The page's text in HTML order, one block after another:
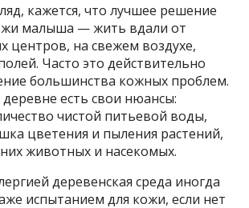
кажется, что лучшее решение
малыша — жить вдали от
на свежем воздухе,
Часто это действительно
большинства кожных проблем.
есть свои нюансы:
чистой питьевой воды,
цветения и пыления растений,
животных и насекомых.
деревенская среда иногда
испытанием для кожи, если нет